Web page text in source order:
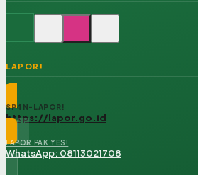
LAPOR!
SP4N-LAPOR!
https://lapor.go.id
LAPOR PAK YES!
WhatsApp: 08113021708